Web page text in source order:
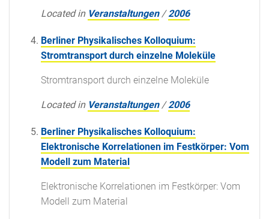
Located in Veranstaltungen /2006
Berliner Physikalisches Kolloquium:
Stromtransport durch einzelne Moleküle
Stromtransport durch einzelne Moleküle
Located in Veranstaltungen /2006
Berliner Physikalisches Kolloquium:
Elektronische Korrelationen im Festkörper: Vom
Modell zum Material
Elektronische Korrelationen im Festkörper: Vom
Modell zum Material